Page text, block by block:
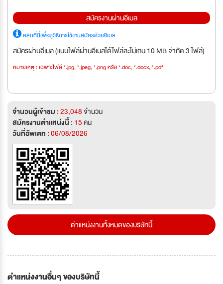
สมัครงานผ่านอีเมล
คลิกที่นี่เพื่อดูวิธีการใช้งานสมัครด้วยอีเมล
สมัครผ่านอีเมล (แนบไฟล์ผ่านอีเมลได้ไฟล์ละไม่เกิน 10 MB จำกัด 3 ไฟล์)
หมายเหตุ : เฉพาะไฟล์ *.jpg, *.jpeg, *.png หรือ *.doc, *.docx, *.pdf
จำนวนผู้เข้าชม :23,048จำนวน
สมัครงานตำแหน่งนี้ : 15คน
วันที่อัพเดท :06/08/2026
ตำแหน่งงานทั้งหมดของบริษัทนี้
ตำแหน่งงานอื่นๆ ของบริษัทนี้